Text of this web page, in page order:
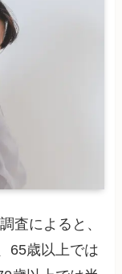
査によると、
65歳以上では